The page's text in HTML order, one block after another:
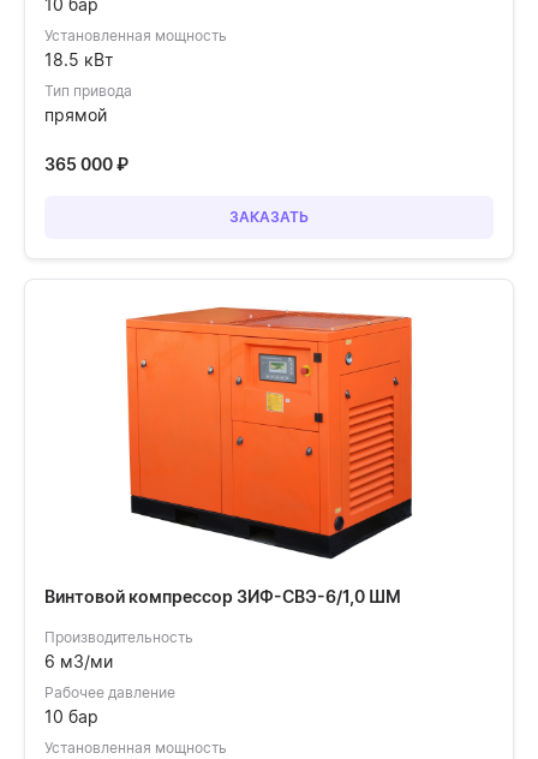
10 бар
Установленная мощность
18.5 кВт
Тип привода
прямой
365 000₽
ЗАКАЗАТЬ
Винтовой компрессор ЗИФ-СВЭ-6/1,0 ШМ
Производительность
6 м3/ми
Рабочее давление
10 бар
Установленная мощность